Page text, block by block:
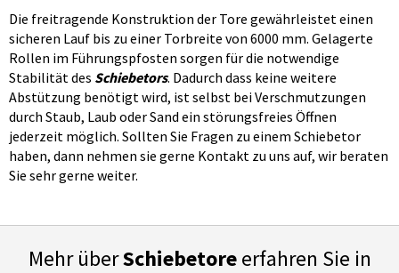
Die freitragende Konstruktion der Tore gewährleistet einen
sicheren Lauf bis zu einer Torbreite von 6000 mm. Gelagerte
Rollen im Führungspfosten sorgen für die notwendige
Stabilität des Schiebetors. Dadurch dass keine weitere
Abstützung benötigt wird, ist selbst bei Verschmutzungen
durch Staub, Laub oder Sand ein störungsfreies Öffnen
jederzeit möglich. Sollten Sie Fragen zu einem Schiebetor
haben, dann nehmen sie gerne Kontakt zu uns auf, wir beraten
Sie sehr gerne weiter.
Mehr überSchiebetoreerfahren Sie in